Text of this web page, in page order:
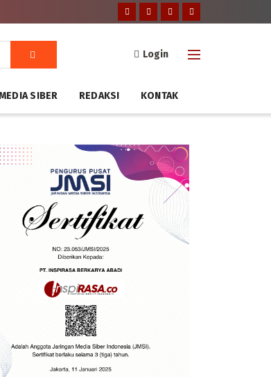
Login
SIBER REDAKSI KONTAK